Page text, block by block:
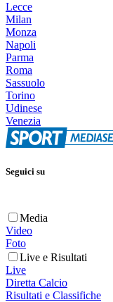
Lecce
Milan
Monza
Napoli
Parma
Roma
Sassuolo
Torino
Udinese
Venezia
Seguici su
Media
Video
Foto
Live e Risultati
Live
Diretta Calcio
Risultati e Classifiche